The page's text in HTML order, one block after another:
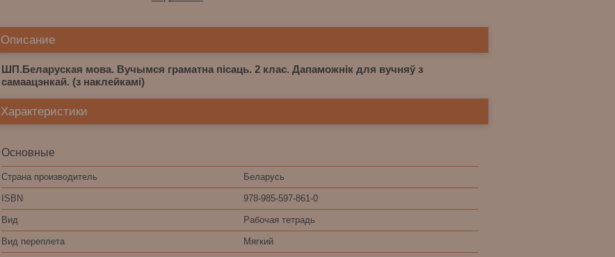
Описание
ШП.Беларуская мова. Вучымся граматна пiсаць. 2 клас. Дапаможнiк для вучняў з
самаацэнкай. (з наклейкамi)
Характеристики
Основные
Страна производитель Беларусь
ISBN 978-985-597-861-0
Вид Рабочая тетрадь
Вид переплета Мягкий